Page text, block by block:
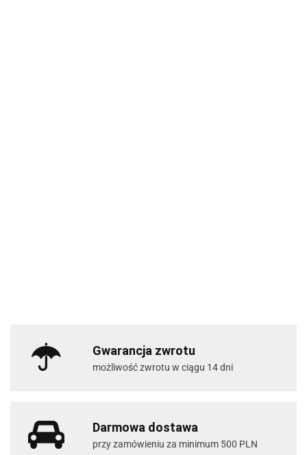
Gwarancja zwrotu
możliwość zwrotu w ciągu 14 dni
Darmowa dostawa
przy zamówieniu za minimum 500 PLN